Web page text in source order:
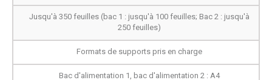
Jusqu'à 350 feuilles (bac 1 : jusqu'à 100 feuilles; Bac 2 : jusqu'à
250 feuilles)
Formats de supports pris en charge
Bac d'alimentation 1, bac d'alimentation 2 : A4